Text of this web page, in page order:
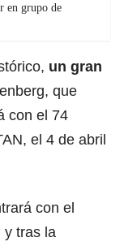
en grupo de
un gran
que
con el 74
el 4 de abril
con el
y tras la